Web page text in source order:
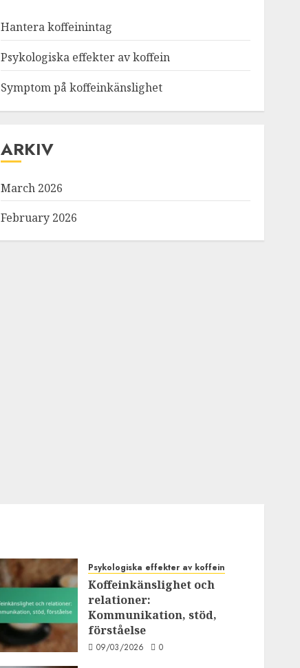
Hantera koffeinintag
Psykologiska effekter av koffein
Symptom på koffeinkänslighet
ARKIV
March 2026
February 2026
Psykologiska effekter av koffein
Koffeinkänslighet och
relationer:
Kommunikation, stöd,
förståelse
09/03/2026 0